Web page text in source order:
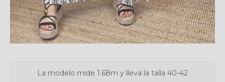
La modelo mide 1.68m y lleva la talla 40-42